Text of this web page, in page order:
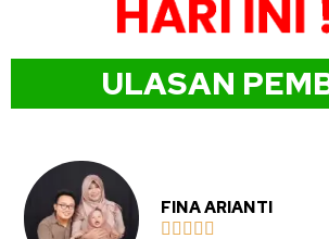
ULASAN
FINA ARIANTI
    